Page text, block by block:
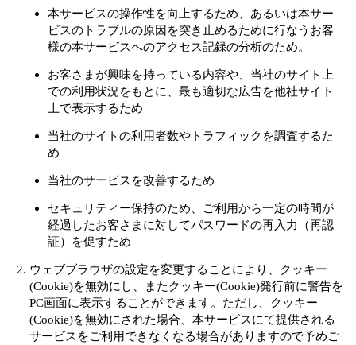
本サービスの操作性を向上するため、あるいは本サー
ビスのトラブルの原因を突き止めるために行なうお客
様の本サービスへのアクセス記録の分析のため。
お客さまが興味を持っている内容や、当社のサイト上
での利用状況をもとに、最も適切な広告を他社サイト
上で表示するため
当社のサイトの利用者数やトラフィックを調査するた
め
当社のサービスを改善するため
セキュリティー保持のため、ご利用から一定の時間が
経過したお客さまに対してパスワードの再入力（再認
証）を促すため
ウェブブラウザの設定を変更することにより、クッキー
(Cookie)を無効にし、またクッキー(Cookie)発行前に警告を
PC画面に表示することができます。ただし、クッキー
(Cookie)を無効にされた場合、本サービスにて提供される
サービスをご利用できなくなる場合がありますので予めご